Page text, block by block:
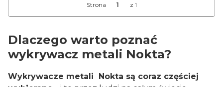
Strona z 1
Dlaczego warto poznać
wykrywacz metali Nokta?
Wykrywacze metali Nokta są coraz częściej